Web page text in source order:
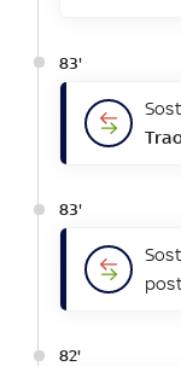
83'
83'
82'